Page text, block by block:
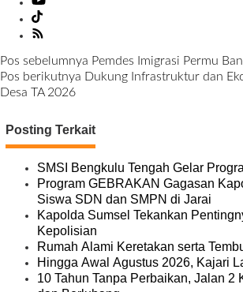
N
a
g
Pos sebelumnya Pemdes Imigrasi Permu
Pos berikutnya Dukung Infrastruktur dan
Desa TA 2026
Posting Terkait
SMSI Bengkulu Tengah Gelar
Program GEBRAKAN Gagasan
Siswa SDN dan SMPN di Jarai
Kapolda Sumsel Tekankan
Kepolisian
Rumah Alami Keretakan serta
Hingga Awal Agustus 2026, Kajari
10 Tahun Tanpa Perbaikan, Jalan